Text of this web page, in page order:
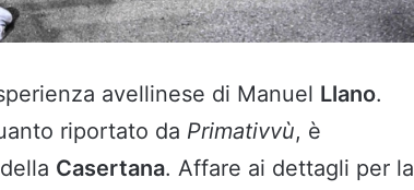
avellinese di Manuel Llano.
riportato da Primativvù, è
Casertana. Affare ai dettagli per la